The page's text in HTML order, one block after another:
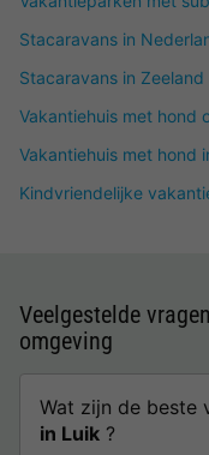
Stacaravans in
Stacaravans in Zeeland
Vakantiehuis met hond
Vakantiehuis met hond
Kindvriendelijke
Veelgestelde
omgeving
Wat zijn de beste
in Luik ?